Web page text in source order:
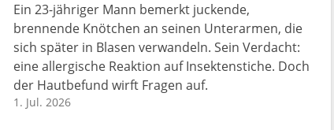
Ein 23-jähriger Mann bemerkt juckende,
brennende Knötchen an seinen Unterarmen, die
sich später in Blasen verwandeln. Sein Verdacht:
eine allergische Reaktion auf Insektenstiche. Doch
der Hautbefund wirft Fragen auf.
1. Jul. 2026